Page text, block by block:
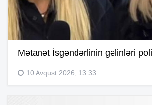
Mətanət İsgəndərlinin gəlinləri
10 Avqust 2026, 13:33